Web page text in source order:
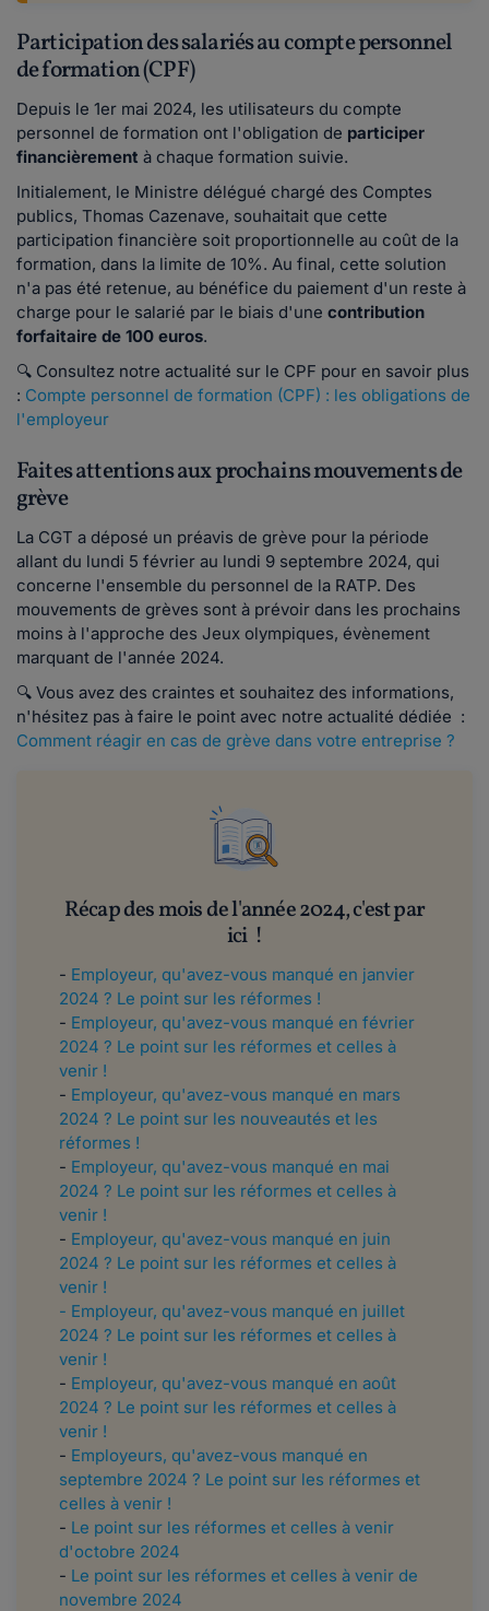
Participation des salariés au compte personnel
de formation (CPF)
Depuis le 1er mai 2024, les utilisateurs du compte
personnel de formation ont l'obligation de participer
financièrement à chaque formation suivie.
Initialement, le Ministre délégué chargé des Comptes
publics, Thomas Cazenave, souhaitait que cette
participation financière soit proportionnelle au coût de la
formation, dans la limite de 10%. Au final, cette solution
n'a pas été retenue, au bénéfice du paiement d'un reste à
charge pour le salarié par le biais d'une contribution
forfaitaire de 100 euros.
🔍 Consultez notre actualité sur le CPF pour en savoir plus
: Compte personnel de formation (CPF) : les obligations de
l'employeur
Faites attentions aux prochains mouvements de
grève
La CGT a déposé un préavis de grève pour la période
allant du lundi 5 février au lundi 9 septembre 2024, qui
concerne l'ensemble du personnel de la RATP. Des
mouvements de grèves sont à prévoir dans les prochains
moins à l'approche des Jeux olympiques, évènement
marquant de l'année 2024.
🔍 Vous avez des craintes et souhaitez des informations,
n'hésitez pas à faire le point avec notre actualité dédiée :
Comment réagir en cas de grève dans votre entreprise ?
Récap des mois de l'année 2024, c'est par
ici !
- Employeur, qu'avez-vous manqué en janvier
2024 ? Le point sur les réformes !
- Employeur, qu'avez-vous manqué en février
2024 ? Le point sur les réformes et celles à
venir !
- Employeur, qu'avez-vous manqué en mars
2024 ? Le point sur les nouveautés et les
réformes !
- Employeur, qu'avez-vous manqué en mai
2024 ? Le point sur les réformes et celles à
venir !
- Employeur, qu'avez-vous manqué en juin
2024 ? Le point sur les réformes et celles à
venir !
- Employeur, qu'avez-vous manqué en juillet
2024 ? Le point sur les réformes et celles à
venir !
- Employeur, qu'avez-vous manqué en août
2024 ? Le point sur les réformes et celles à
venir !
- Employeurs, qu'avez-vous manqué en
septembre 2024 ? Le point sur les réformes et
celles à venir !
- Le point sur les réformes et celles à venir
d'octobre 2024
- Le point sur les réformes et celles à venir de
novembre 2024